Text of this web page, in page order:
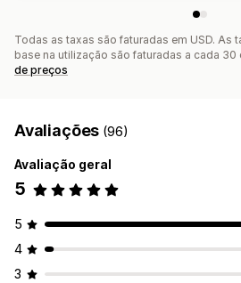
Todas as taxas são faturadas em USD. As
base na utilização são faturadas a cada 30
de preços
Avaliações (96)
Avaliação geral
5
5
4
3